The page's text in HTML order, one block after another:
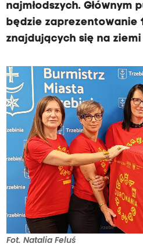
najmłodszych. Głównym
będzie zaprezentowanie
znajdujących się na
Fot. Natalia Feluś